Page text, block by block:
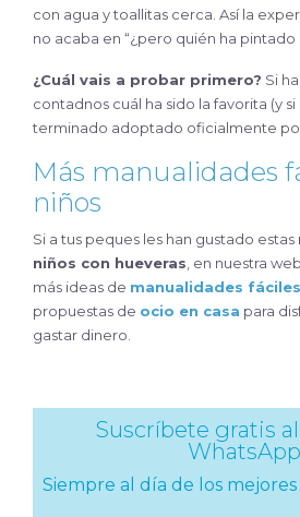
con agua y toallitas cerca. Así la
no acaba en “¿pero quién ha pintado
¿Cuál vais a probar primero? Si
contadnos cuál ha sido la favorita (y
terminado adoptado oficialmente por
Más manualidades
niños
Si a tus peques les han gustado estas
niños con hueveras , en nuestra
más ideas de manualidades
propuestas de ocio en casa para
gastar dinero.
Suscríbete gratis
WhatsApp
Siempre al día de los